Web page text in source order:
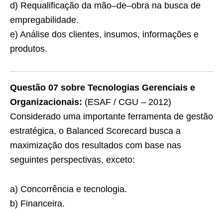
d) Requalificação da mão–de–obra na busca de
empregabilidade.
e) Análise dos clientes, insumos, informações e
produtos.
Questão 07 sobre Tecnologias Gerenciais e
Organizacionais: (ESAF / CGU – 2012)
Considerado uma importante ferramenta de gestão
estratégica, o Balanced Scorecard busca a
maximização dos resultados com base nas
seguintes perspectivas, exceto:
a) Concorrência e tecnologia.
b) Financeira.